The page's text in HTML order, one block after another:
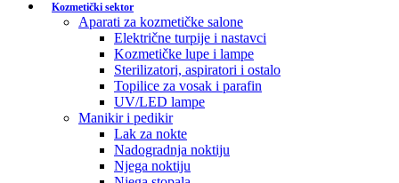
Kozmetički sektor
Aparati za kozmetičke salone
Električne turpije i nastavci
Kozmetičke lupe i lampe
Sterilizatori, aspiratori i ostalo
Topilice za vosak i parafin
UV/LED lampe
Manikir i pedikir
Lak za nokte
Nadogradnja noktiju
Njega noktiju